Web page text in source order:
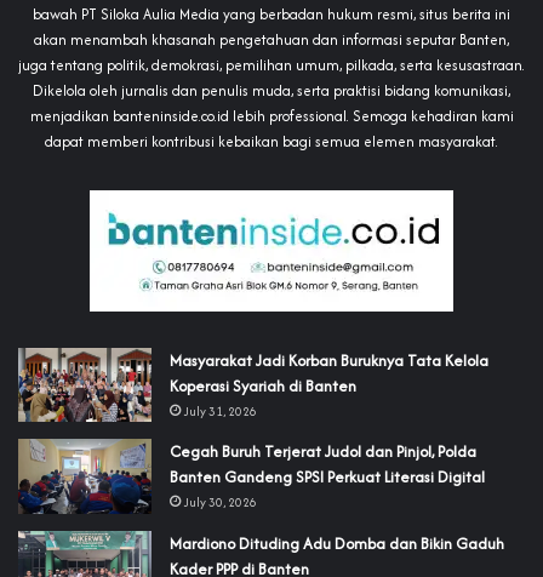
bawah PT Siloka Aulia Media yang berbadan hukum resmi, situs berita ini
akan menambah khasanah pengetahuan dan informasi seputar Banten,
juga tentang politik, demokrasi, pemilihan umum, pilkada, serta kesusastraan.
Dikelola oleh jurnalis dan penulis muda, serta praktisi bidang komunikasi,
menjadikan banteninside.co.id lebih professional. Semoga kehadiran kami
dapat memberi kontribusi kebaikan bagi semua elemen masyarakat.
‎Masyarakat Jadi Korban Buruknya Tata Kelola
Koperasi Syariah di Banten
July 31, 2026
Cegah Buruh Terjerat Judol dan Pinjol, Polda
Banten Gandeng SPSI Perkuat Literasi Digital
July 30, 2026
‎Mardiono Dituding Adu Domba dan Bikin Gaduh
Kader PPP di Banten